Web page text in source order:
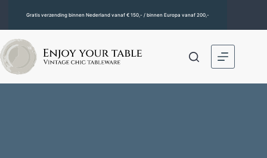
Gratis verzending binnen Nederland vanaf € 150,- / binnen Europa vanaf 200,-